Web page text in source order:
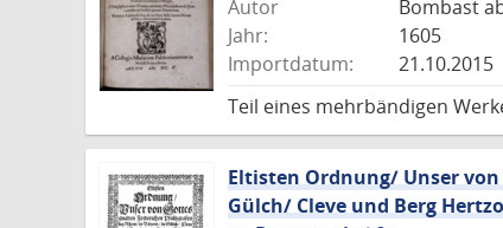
Autor
Bombast
Jahr:
1605
Importdatum:
21.10.2015
Teil eines mehrbändigen
Eltisten Ordnung/ Unser
Gülch/ Cleve und Berg